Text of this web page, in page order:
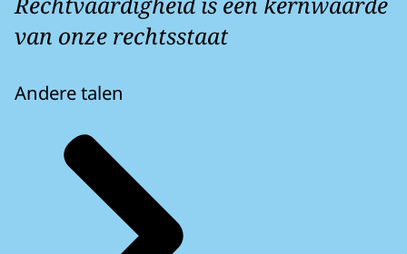
van onze rechtsstaat
Andere talen